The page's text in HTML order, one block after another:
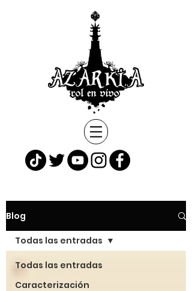
Blog
Todas las entradas
Caracterización
Todas las entradas